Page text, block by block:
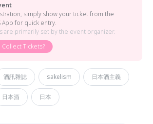
simply show your ticket from the
App for quick entry.
are primarily set by the event organizer.
Collect Tickets?
酒訊雜誌 sakelism 日本酒主義
日本酒 日本